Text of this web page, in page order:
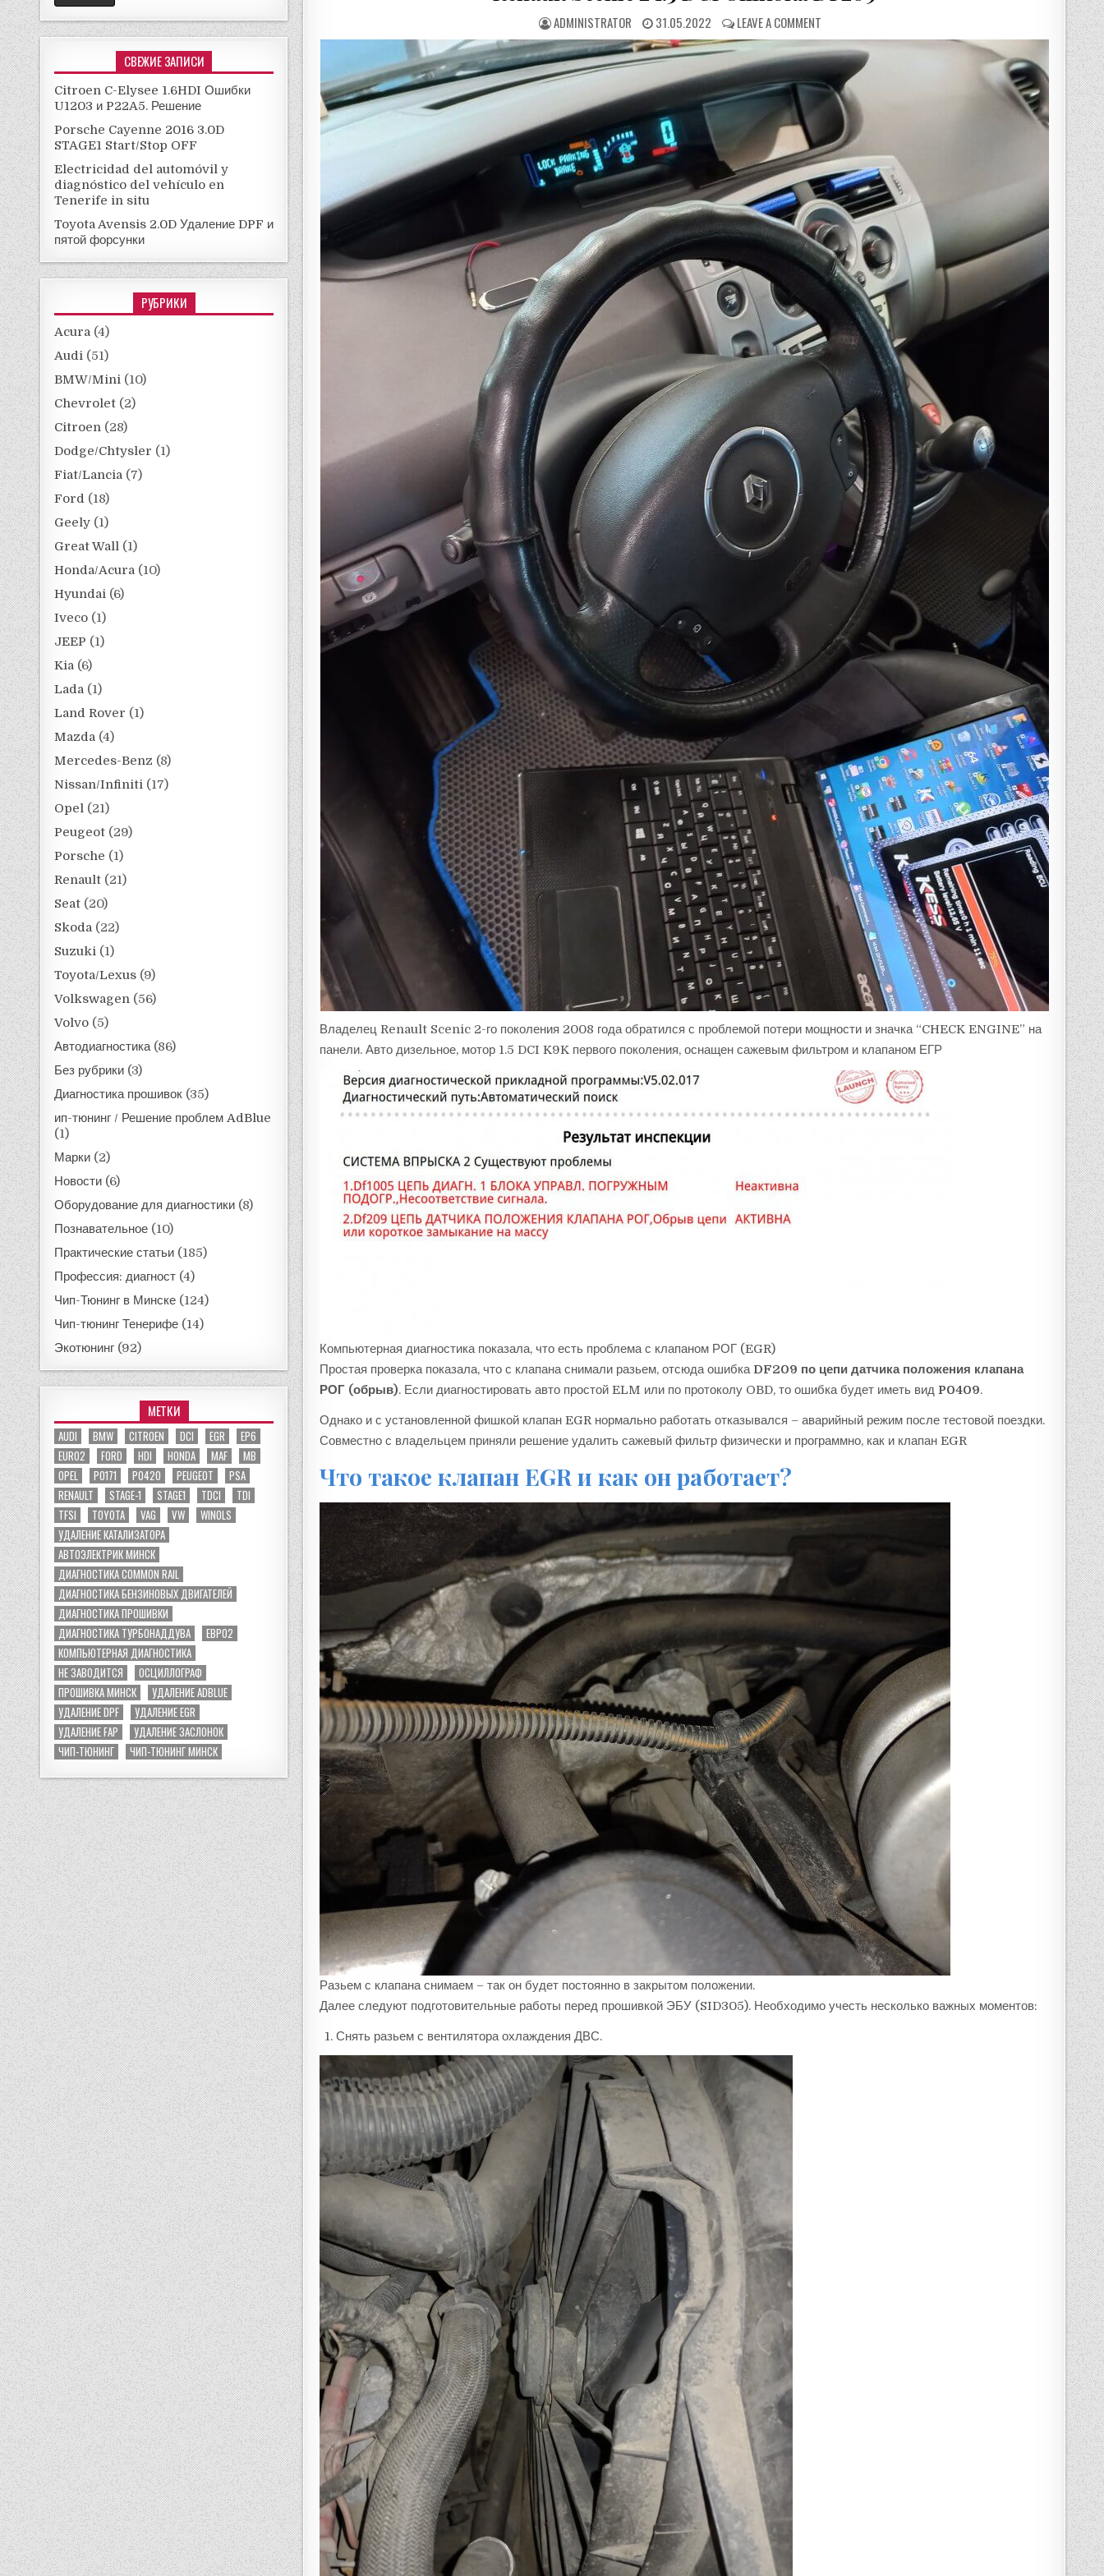
ADMINISTRATOR 31.05.2022 LEAVE A COMMENT
Владелец Renault Scenic 2-го поколения 2008 года обратился с проблемой потери мощности и значка “CHECK ENGINE” на
панели. Авто дизельное, мотор 1.5 DCI K9K первого поколения, оснащен сажевым фильтром и клапаном ЕГР
Компьютерная диагностика показала, что есть проблема с клапаном РОГ (EGR)
Простая проверка показала, что с клапана снимали разьем, отсюда ошибкаDF209 по цепи датчика положения клапана
РОГ (обрыв). Если диагностировать авто простой ELM или по протоколу OBD, то ошибка будет иметь видP0409.
Однако и с установленной фишкой клапан EGR нормально работать отказывался – аварийный режим после тестовой поездки.
Совместно с владельцем приняли решение удалить сажевый фильтр физически и программно, как и клапан EGR
Что такое клапан EGR и как он работает?
Разьем с клапана снимаем – так он будет постоянно в закрытом положении.
Далее следуют подготовительные работы перед прошивкой ЭБУ (SID305). Необходимо учесть несколько важных моментов:
Снять разьем с вентилятора охлаждения ДВС.
СВЕЖИЕ ЗАПИСИ
Citroen C-Elysee 1.6HDI Ошибки
U1203 и P22A5. Решение
Porsche Cayenne 2016 3.0D
STAGE1 Start/Stop OFF
Electricidad del automóvil y
diagnóstico del vehículo en
Tenerife in situ
Toyota Avensis 2.0D Удаление DPF и
пятой форсунки
РУБРИКИ
Acura (4)
Audi (51)
BMW/Mini (10)
Chevrolet (2)
Citroen (28)
Dodge/Chtysler (1)
Fiat/Lancia (7)
Ford (18)
Geely (1)
Great Wall (1)
Honda/Acura (10)
Hyundai (6)
Iveco (1)
JEEP (1)
Kia (6)
Lada (1)
Land Rover (1)
Mazda (4)
Mercedes-Benz (8)
Nissan/Infiniti (17)
Opel (21)
Peugeot (29)
Porsche (1)
Renault (21)
Seat (20)
Skoda (22)
Suzuki (1)
Toyota/Lexus (9)
Volkswagen (56)
Volvo (5)
Автодиагностика(86)
Без рубрики (3)
Диагностика прошивок (35)
ип-тюнинг / Решение проблем AdBlue
(1)
Марки (2)
Новости (6)
Оборудование для диагностики (8)
Познавательное (10)
Практические статьи (185)
Профессия: диагност (4)
Чип-Тюнинг в Минске (124)
Чип-тюнинг Тенерифе (14)
Экотюнинг (92)
МЕТКИ
AUDI BMW CITROEN DCI EGR
EP6
EURO2
FORD HDI HONDA MAF
MB
OPEL
P0171 P0420 PEUGEOT
PSA
RENAULT
STAGE-1 STAGE1 TDCI
TDI
TFSI
TOYOTA VAG VW
WINOLS
УДАЛЕНИЕ КАТАЛИЗАТОРА
АВТОЭЛЕКТРИК МИНСК
ДИАГНОСТИКА COMMON RAIL
ДИАГНОСТИКА БЕНЗИНОВЫХ ДВИГАТЕЛЕЙ
ДИАГНОСТИКА ПРОШИВКИ
ДИАГНОСТИКА ТУРБОНАДДУВА
ЕВРО2
КОМПЬЮТЕРНАЯ ДИАГНОСТИКА
НЕ ЗАВОДИТСЯ
ОСЦИЛЛОГРАФ
ПРОШИВКА МИНСК
УДАЛЕНИЕ ADBLUE
УДАЛЕНИЕ DPF
УДАЛЕНИЕ EGR
УДАЛЕНИЕ FAP
УДАЛЕНИЕ ЗАСЛОНОК
ЧИП-ТЮНИНГ
ЧИП-ТЮНИНГ МИНСК